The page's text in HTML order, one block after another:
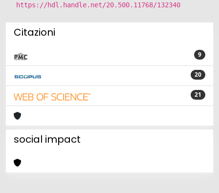
https://hdl.handle.net/20.500.11768/132340
Citazioni
9
20
21
social impact